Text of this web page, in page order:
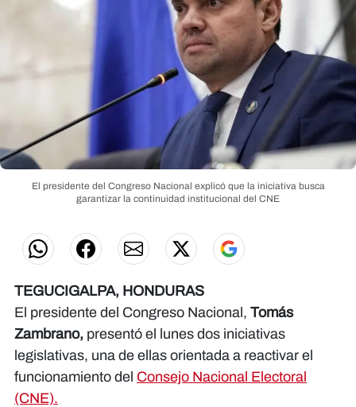
El presidente del Congreso Nacional explicó que la iniciativa busca
garantizar la continuidad institucional del CNE
TEGUCIGALPA, HONDURAS
El presidente del Congreso Nacional, Tomás
Zambrano, presentó el lunes dos iniciativas
legislativas, una de ellas orientada a reactivar el
funcionamiento del Consejo Nacional Electoral
(CNE).